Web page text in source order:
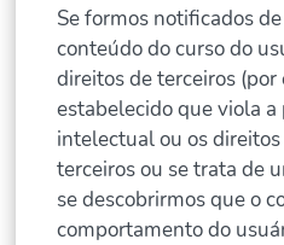
Se formos notificados
conteúdo do curso do
direitos de terceiros
estabelecido que viola
intelectual ou os
terceiros ou se trata de
se descobrirmos que o
comportamento do